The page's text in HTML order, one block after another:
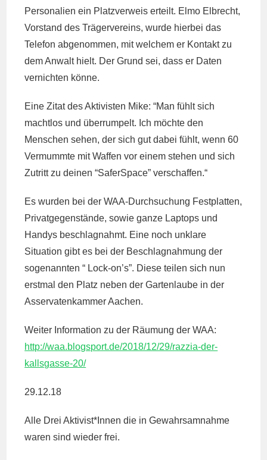
Personalien ein Platzverweis erteilt. Elmo Elbrecht,
Vorstand des Trägervereins, wurde hierbei das
Telefon abgenommen, mit welchem er Kontakt zu
dem Anwalt hielt. Der Grund sei, dass er Daten
vernichten könne.
Eine Zitat des Aktivisten Mike: “Man fühlt sich
machtlos und überrumpelt. Ich möchte den
Menschen sehen, der sich gut dabei fühlt, wenn 60
Vermummte mit Waffen vor einem stehen und sich
Zutritt zu deinen “SaferSpace” verschaffen.“
Es wurden bei der WAA-Durchsuchung Festplatten,
Privatgegenstände, sowie ganze Laptops und
Handys beschlagnahmt. Eine noch unklare
Situation gibt es bei der Beschlagnahmung der
sogenannten “ Lock-on’s”. Diese teilen sich nun
erstmal den Platz neben der Gartenlaube in der
Asservatenkammer Aachen.
Weiter Information zu der Räumung der WAA:
http://waa.blogsport.de/2018/12/29/razzia-der-
kallsgasse-20/
29.12.18
Alle Drei Aktivist*Innen die in Gewahrsamnahme
waren sind wieder frei.